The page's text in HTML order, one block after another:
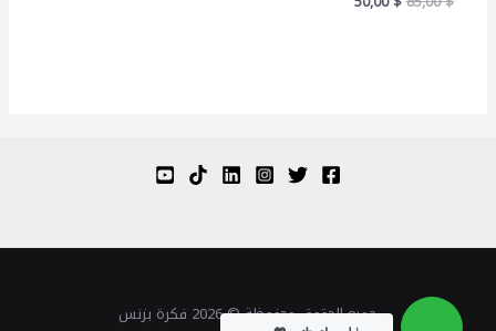
جميع الحقوق محفوظة © 2026 فكرة بزنس